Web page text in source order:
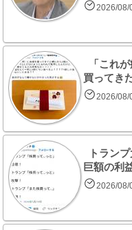
2026/08/
「これ
買ってき
2026/08/
トラン
巨額の利
2026/08/